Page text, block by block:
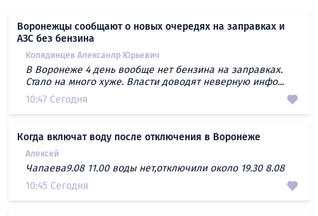
Воронежцы сообщают о новых очередях на заправках и
АЗС без бензина
Колядинцев Алексанлр Юрьевич
В Воронеже 4 день вообще нет бензина на заправках.
Стало на много хуже. Власти доводят неверную инфо...
10:47 Сегодня
Когда включат воду после отключения в Воронеже
Алексей
Чапаева9.08 11.00 воды нет,отключили около 19.30 8.08
10:45 Сегодня